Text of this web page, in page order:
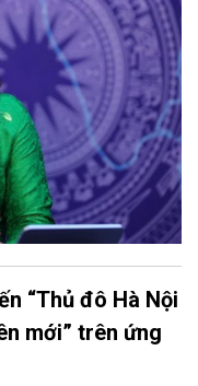
Phóng viên Tạp chí
- UVBTV, Phó Chủ tịch
“Thủ đô Hà Nội
mới” trên ứng